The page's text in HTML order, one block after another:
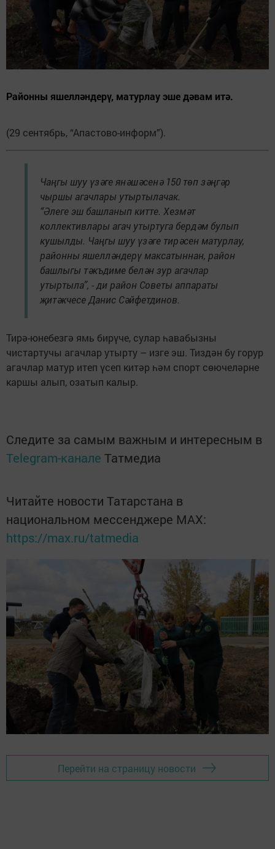
Районны яшелләндерү, матурлау эше дәвам итә.
(29 сентябрь, “Апастово-информ”).
Чаңгы шуу үзәге янәшәсенә 150 төп зәңгәр
чыршы агачлары утыртылачак.
“Әлеге эш башланып китте. Хезмәт
коллективлары агач утыртуга бердәм булып
кушылды. Чаңгы шуу үзәге тирәсен матурлау,
районны яшелләндерү максатыннан, район
башлыгы тәкъдиме белән зур агачлар
утыртыла”, - ди район Советы аппараты
җитәкчесе Данис Сәйфетдинов.
Тирә-юнебезгә ямь бирүче, сулар һавабызны
чистартучы агачлар утырту – изге эш. Тиздән бу горур
агачлар матур итеп үсеп китәр һәм спорт сөючеләрне
каршы алып, озатып калыр.
Следите за самым важным и интересным в
Telegram-канале Татмедиа
Читайте новости Татарстана в
национальном мессенджере MАХ:
https://max.ru/tatmedia
Перейти на страницу новости